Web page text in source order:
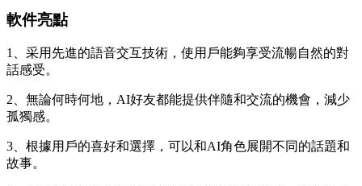
軟件亮點
1、采用先進的語音交互技術，使用戶能夠享受流暢自然的對
話感受。
2、無論何時何地，AI好友都能提供伴隨和交流的機會，減少
孤獨感。
3、根據用戶的喜好和選擇，可以和AI角色展開不同的話題和
故事。